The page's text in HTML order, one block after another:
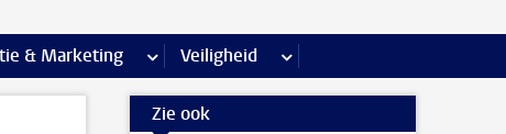
& Marketing meer Communicatie & Marketing pagina’s
Veiligheid meer Veiligheid pagina’s
Zie ook